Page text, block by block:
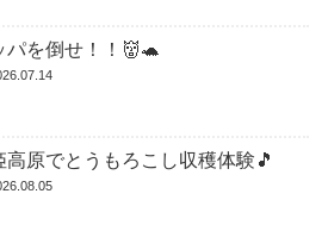
パを倒せ！！👹🐢
高原でとうもろこし収穫体験🎵